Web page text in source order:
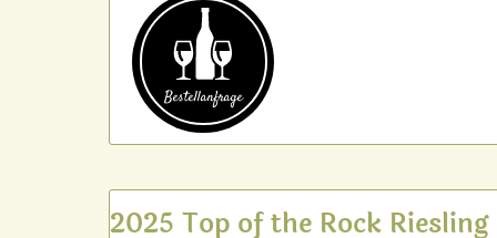
Bestell­anfrage
2025 Top of the Rock Riesling